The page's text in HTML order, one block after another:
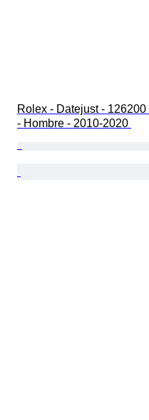
Rolex - Datejust - 126200
- Hombre - 2010-2020